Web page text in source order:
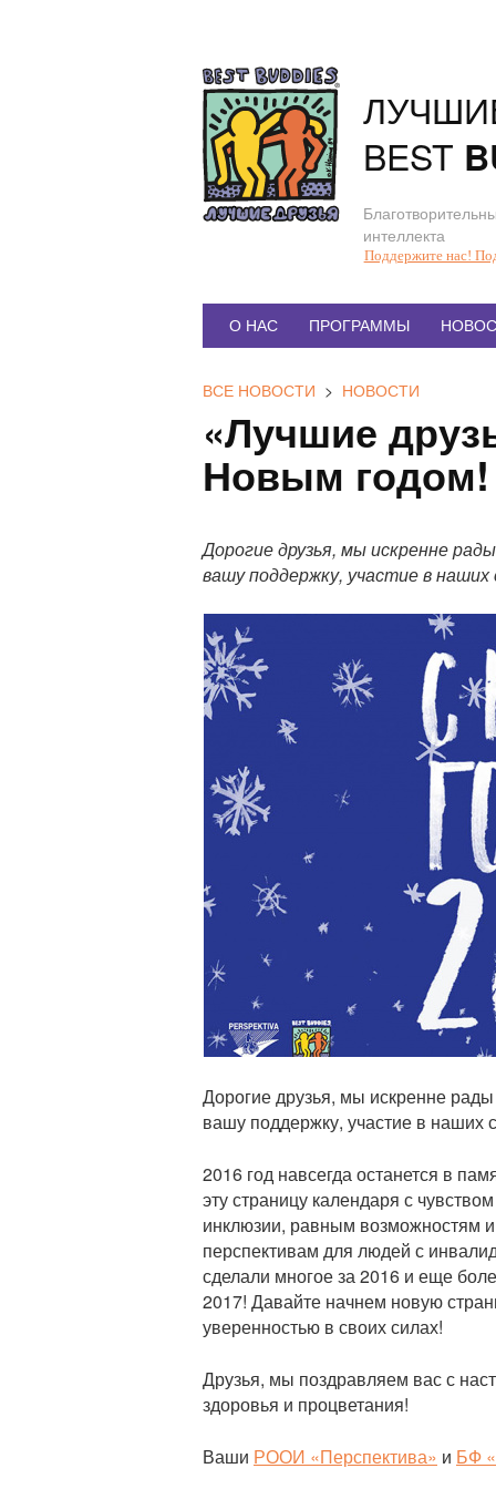
к
содержанию
BEST
интеллекта
Поддержите нас!
Главное
О НАС ПРОГРАММЫ
ВСЕ НОВОСТИ > НОВОСТИ
«Лучшие
Новым годом!
л
н
ы
й
т
е
к
п
и
к
ц
и
Дорогие друзья, мы искренне
вашу поддержку, участие в
Дорогие друзья, мы искренне
вашу поддержку, участие в наших
2016 год навсегда останется в
эту страницу календаря с
инклюзии, равным возможностям
перспективам для людей с
сделали многое за 2016 и еще
2017! Давайте начнем новую
уверенностью в своих силах!
Друзья, мы поздравляем вас с
здоровья и процветания!
Ваши РООИ «Перспектива» и БФ